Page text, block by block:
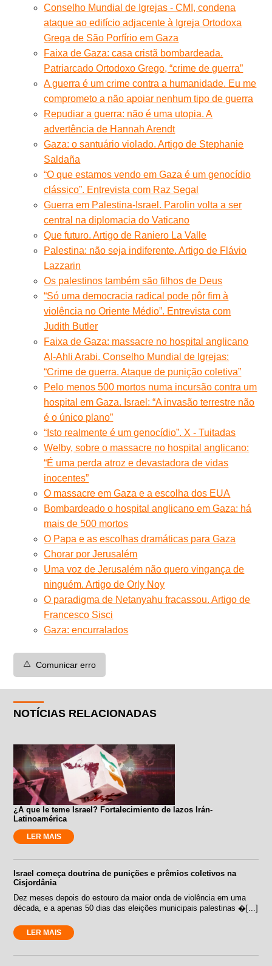
Conselho Mundial de Igrejas - CMI, condena
ataque ao edifício adjacente à Igreja Ortodoxa
Grega de São Porfírio em Gaza
Faixa de Gaza: casa cristã bombardeada.
Patriarcado Ortodoxo Grego, “crime de guerra”
A guerra é um crime contra a humanidade. Eu me
comprometo a não apoiar nenhum tipo de guerra
Repudiar a guerra: não é uma utopia. A
advertência de Hannah Arendt
Gaza: o santuário violado. Artigo de Stephanie
Saldaña
“O que estamos vendo em Gaza é um genocídio
clássico”. Entrevista com Raz Segal
Guerra em Palestina-Israel. Parolin volta a ser
central na diplomacia do Vaticano
Que futuro. Artigo de Raniero La Valle
Palestina: não seja indiferente. Artigo de Flávio
Lazzarin
Os palestinos também são filhos de Deus
“Só uma democracia radical pode pôr fim à
violência no Oriente Médio”. Entrevista com
Judith Butler
Faixa de Gaza: massacre no hospital anglicano
Al-Ahli Arabi. Conselho Mundial de Igrejas:
“Crime de guerra. Ataque de punição coletiva”
Pelo menos 500 mortos numa incursão contra um
hospital em Gaza. Israel: “A invasão terrestre não
é o único plano”
“Isto realmente é um genocídio”. X - Tuitadas
Welby, sobre o massacre no hospital anglicano:
“É uma perda atroz e devastadora de vidas
inocentes”
O massacre em Gaza e a escolha dos EUA
Bombardeado o hospital anglicano em Gaza: há
mais de 500 mortos
O Papa e as escolhas dramáticas para Gaza
Chorar por Jerusalém
Uma voz de Jerusalém não quero vingança de
ninguém. Artigo de Orly Noy
O paradigma de Netanyahu fracassou. Artigo de
Francesco Sisci
Gaza: encurralados
⚠️ Comunicar erro
NOTÍCIAS RELACIONADAS
¿A que le teme Israel? Fortalecimiento de lazos Irán-
Latinoamérica
LER MAIS
Israel começa doutrina de punições e prêmios coletivos na
Cisjordânia
Dez meses depois do estouro da maior onda de violência em uma
década, e a apenas 50 dias das eleições municipais palestinas �[...]
LER MAIS